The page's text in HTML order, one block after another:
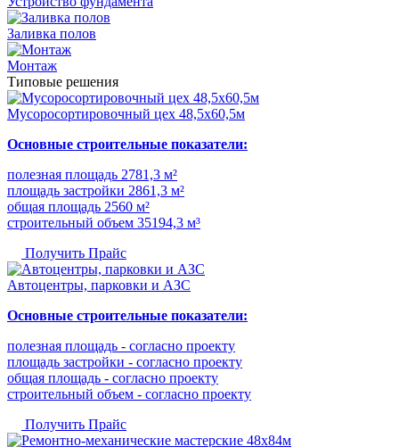
Заливка полов
Монтаж
Типовые решения
Мусоросортировочный цех 48,5x60,5м
Основные строительные показатели:
полезная площадь 2781,3 м²
площадь застройки 2861,3 м²
общая площадь 2560 м²
строительный объем 35194,3 м³
Получить Прайс
Автоцентры, парковки и АЗС
Основные строительные показатели:
полезная площадь - согласно проекту
площадь застройки - согласно проекту
общая площадь - согласно проекту
строительный объем - согласно проекту
Получить Прайс